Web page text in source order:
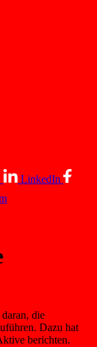
LinkedIn
die
Dazu hat
berichten.